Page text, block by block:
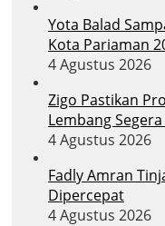
Yota Balad
Kota Pariaman
4 Agustus 2026
Zigo Pastikan
Lembang
4 Agustus 2026
Fadly Amran
Dipercepat
4 Agustus 2026